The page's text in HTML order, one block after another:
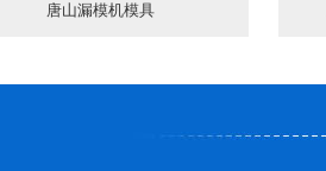
唐山漏模机模具